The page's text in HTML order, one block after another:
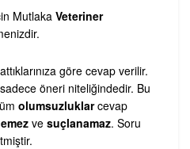
Mutlaka Veteriner
göre cevap verilir.
öneri niteliğindedir. Bu
olumsuzluklarcevap
ve suçlanamaz. Soru